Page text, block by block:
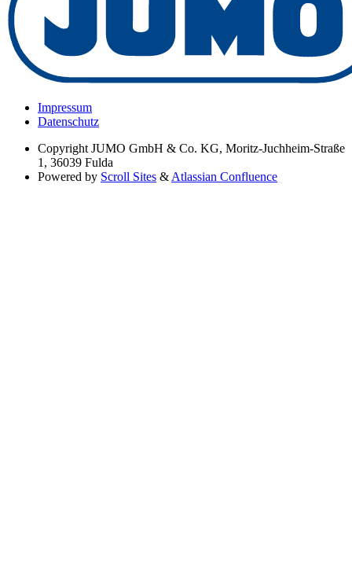
Impressum
Datenschutz
Copyright JUMO GmbH & Co. KG, Moritz-Juchheim-Straße
1, 36039 Fulda
Powered by Scroll Sites & Atlassian Confluence